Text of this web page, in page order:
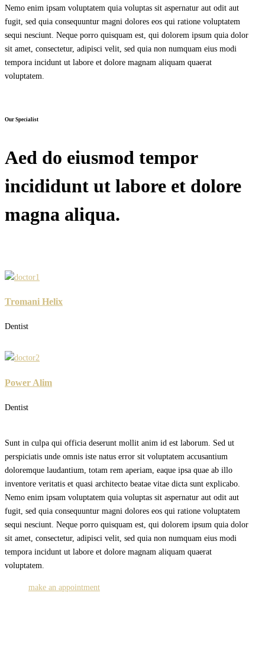
Nemo enim ipsam voluptatem quia voluptas sit aspernatur aut odit aut
fugit, sed quia consequuntur magni dolores eos qui ratione voluptatem
sequi nesciunt. Neque porro quisquam est, qui dolorem ipsum quia dolor
sit amet, consectetur, adipisci velit, sed quia non numquam eius modi
tempora incidunt ut labore et dolore magnam aliquam quaerat
voluptatem.
Our Specialist
Aed do eiusmod tempor
incididunt ut labore et dolore
magna aliqua.
Tromani Helix
Dentist
Power Alim
Dentist
Sunt in culpa qui officia deserunt mollit anim id est laborum. Sed ut
perspiciatis unde omnis iste natus error sit voluptatem accusantium
doloremque laudantium, totam rem aperiam, eaque ipsa quae ab illo
inventore veritatis et quasi architecto beatae vitae dicta sunt explicabo.
Nemo enim ipsam voluptatem quia voluptas sit aspernatur aut odit aut
fugit, sed quia consequuntur magni dolores eos qui ratione voluptatem
sequi nesciunt. Neque porro quisquam est, qui dolorem ipsum quia dolor
sit amet, consectetur, adipisci velit, sed quia non numquam eius modi
tempora incidunt ut labore et dolore magnam aliquam quaerat
voluptatem.
make an appointment